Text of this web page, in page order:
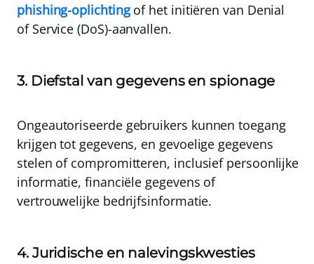
phishing-oplichtingof het initiëren van Denial
of Service (DoS)-aanvallen.
3. Diefstal van gegevens en spionage
Ongeautoriseerde gebruikers kunnen toegang
krijgen tot gegevens, en gevoelige gegevens
stelen of compromitteren, inclusief persoonlijke
informatie, financiële gegevens of
vertrouwelijke bedrijfsinformatie.
4. Juridische en nalevingskwesties